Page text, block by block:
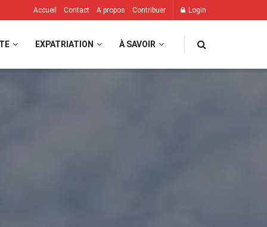
Accueil Contact A propos Contribuer Login
EXPATRIATION À SAVOIR